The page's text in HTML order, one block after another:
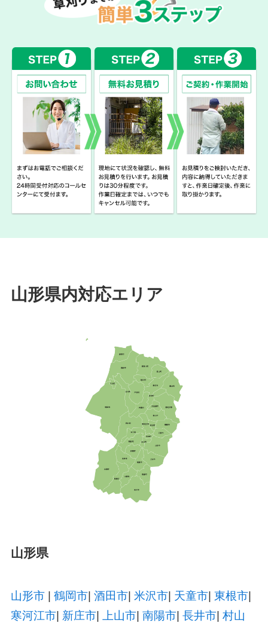
山形県内対応エリア
山形県
山形市 鶴岡市| 酒田市| 米沢市| 天童市| 東根市|
寒河江市| 新庄市| 上山市| 南陽市| 長井市| 村山